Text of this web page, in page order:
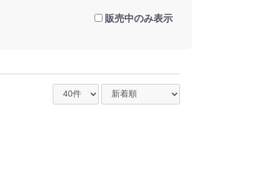
販売中のみ表示